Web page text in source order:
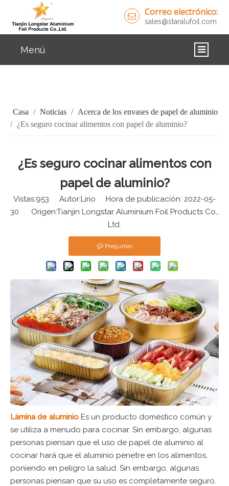
Correo electrónico:
sales@staralufoil.com
Menú
SOBRE NOSOTROS
NOTICIAS
CONTÁCTENOS
Casa / Noticias / Acerca de los envases de papel de aluminio
/ ¿Es seguro cocinar alimentos con papel de aluminio?
¿Es seguro cocinar alimentos con
papel de aluminio?
Vistas:953 Autor:Lirio Hora de publicación: 2022-05-
30 Origen:Tianjin Longstar Aluminium Foil Products Co.,
Ltd.
Preguntar
Lámina de aluminio Es un producto doméstico común y
se utiliza a menudo para cocinar. Sin embargo, algunas
personas piensan que el uso de papel de aluminio al
cocinar hará que el aluminio penetre en los alimentos,
poniendo en peligro la salud. Sin embargo, algunas
personas piensan que su uso es completamente seguro.